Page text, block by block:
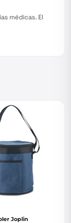
médicas. El
Joplin